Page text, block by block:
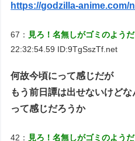
https://godzilla-anime.com/
67： 見ろ！名無しがゴミのようだ
22:32:54.59 ID:9TgSszTf.net
何故今頃にって感じだが
もう前日譚は出せないけどな
って感じだろうか
42： 見ろ！名無しがゴミのようだ